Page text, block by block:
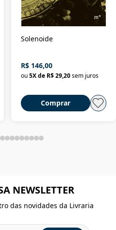
Solenoide
R$ 146,00
ou 5X de R$ 29,20 sem juros
Comprar
NEWSLETTER
das novidades da Livraria